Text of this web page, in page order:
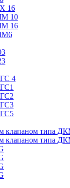
16
10
16
ГС 4
ГС3
ГС5
клапаном типа
клапаном типа